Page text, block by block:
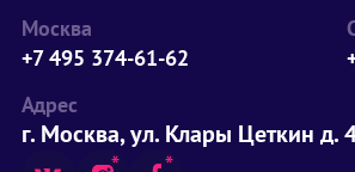
Москва
+7 495 374-61-62
Адрес
г. Москва, ул. Клары Цеткин д.